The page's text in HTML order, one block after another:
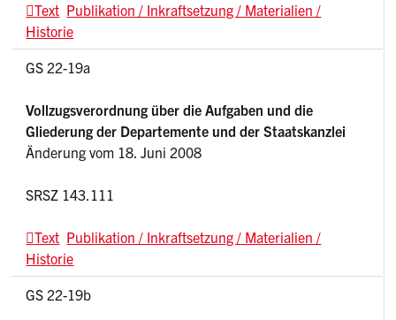
Text Publikation / Inkraftsetzung / Materialien /
Historie
GS 22-19a
Vollzugsverordnung über die Aufgaben und die
Gliederung der Departemente und der Staatskanzlei
Änderung vom 18. Juni 2008
SRSZ 143.111
Text Publikation / Inkraftsetzung / Materialien /
Historie
GS 22-19b